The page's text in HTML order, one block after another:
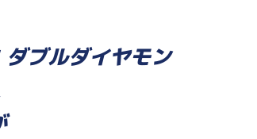
ブルダイヤモン